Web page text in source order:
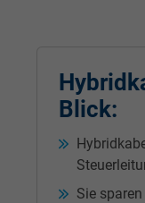
Blick:
Sie